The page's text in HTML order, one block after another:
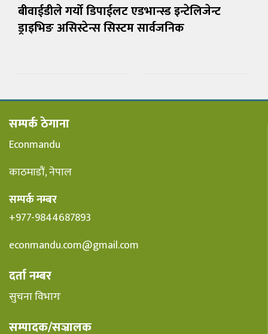
बीवाईडीले गर्यो डिपाईलट एडभान्स्ड इन्टेलिजेन्ट
ड्राइभिङ असिस्टेन्स सिस्टम सार्वजनिक
सम्पर्क ठेगाना
Econmandu
काठमाडौं, नेपाल
सम्पर्क नम्बर
+977-9844687893
econmandu.com@gmail.com
दर्ता नम्बर
सुचना विभागः
सम्पादक/सञ्रालक